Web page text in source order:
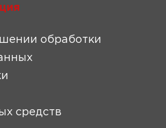
обработки
средств